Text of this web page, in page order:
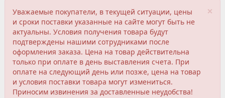
×
Уважаемые покупатели, в текущей ситуации, цены
и сроки поставки указанные на сайте могут быть не
актуальны. Условия получения товара будут
подтверждены нашими сотрудниками после
оформления заказа. Цена на товар действительна
только при оплате в день выставления счета. При
оплате на следующий день или позже, цена на товар
и условия поставки товара могут измениться.
Приносим извинения за доставленные неудобства!